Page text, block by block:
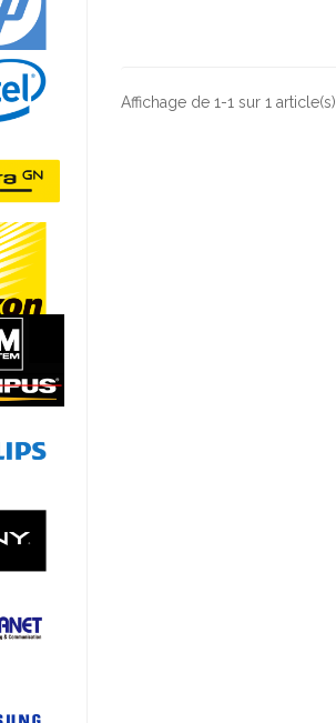
Affichage de 1-1 sur 1 article(s)